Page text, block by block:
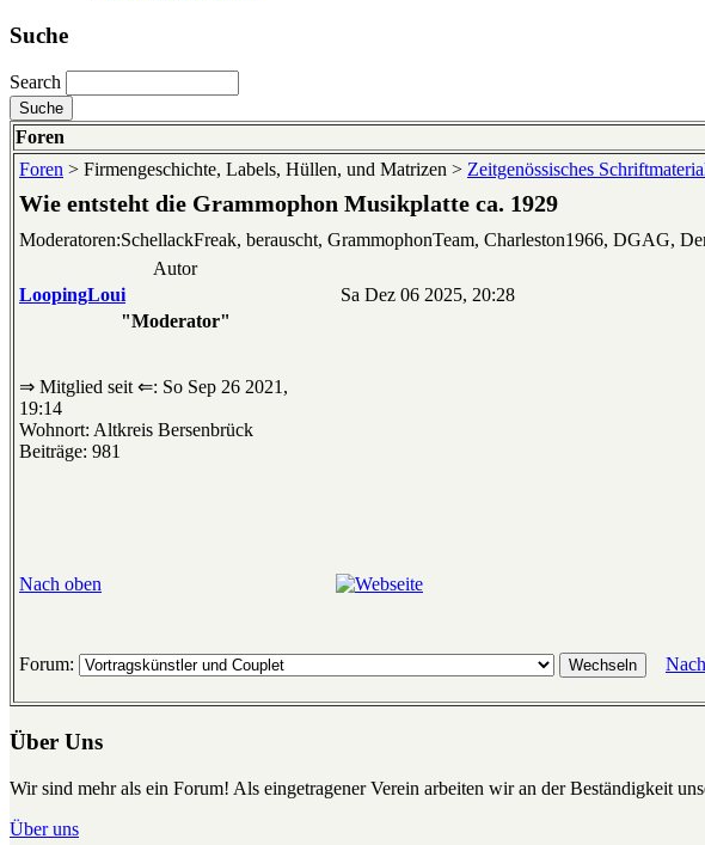
Suche
Search
Foren
Foren > Firmengeschichte, Labels, Hüllen, und Matrizen > Zeitgenössisches
Wie entsteht die Grammophon Musikplatte ca. 1929
Moderatoren:SchellackFreak, berauscht, GrammophonTeam, Charleston1966, DGAG,
Autor
LoopingLoui
Sa Dez 06 2025, 20:28
"Moderator"
⇒ Mitglied seit ⇐: So Sep 26 2021,
19:14
Wohnort: Altkreis Bersenbrück
Beiträge: 981
Nach oben
Forum:
Über Uns
Wir sind mehr als ein Forum! Als eingetragener Verein arbeiten wir an der Beständigkeit
Über uns